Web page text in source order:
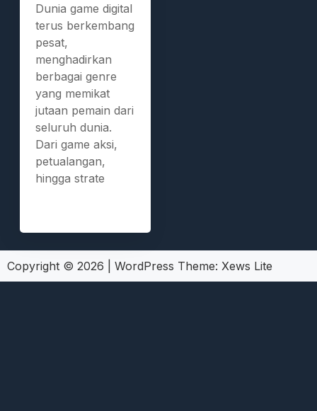
Dunia game digital
terus berkembang
pesat,
menghadirkan
berbagai genre
yang memikat
jutaan pemain dari
seluruh dunia.
Dari game aksi,
petualangan,
hingga strate
Copyright © 2026 WordPress Theme: Xews Lite